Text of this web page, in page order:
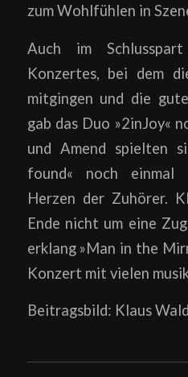
zum Wohlfühlen in
Auch im
Konzertes, bei dem
mitgingen und die
gab das Duo »2inJoy«
und Amend spielten
found« noch einmal
Herzen der Zuhörer.
Ende nicht um eine
erklang »Man in the
Konzert mit vielen
Beitragsbild: Klaus